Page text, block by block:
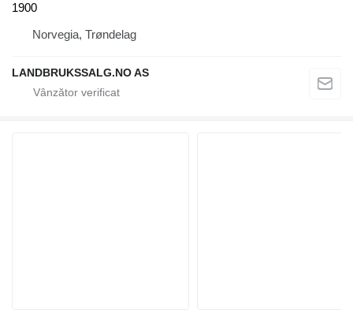
1900
Norvegia, Trøndelag
LANDBRUKSSALG.NO AS